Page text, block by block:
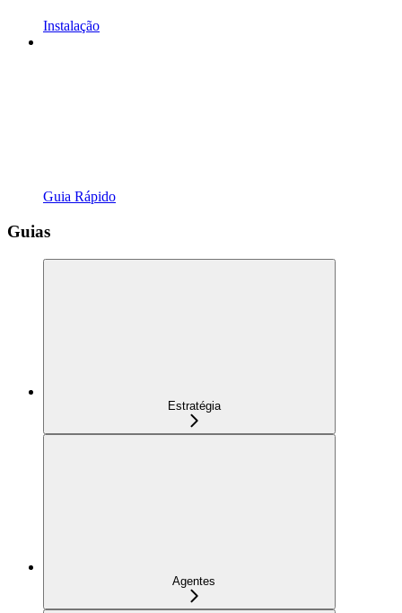
Instalação
Guia Rápido
Guias
Estratégia
Agentes